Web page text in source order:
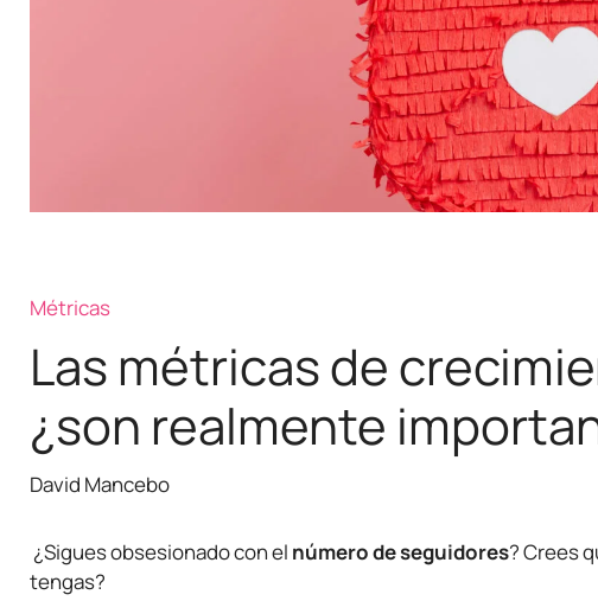
Métricas
Las métricas de
¿son realmente
David Mancebo
¿Sigues obsesionado con el número de seguidores? Crees
tengas?